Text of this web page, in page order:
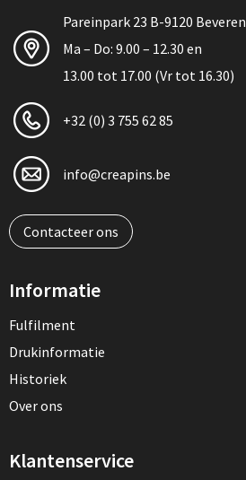
Pareinpark 23 B-9120 Beveren
Ma – Do: 9.00 – 12.30 en
13.00 tot 17.00 (Vr tot 16.30)
+32 (0) 3 755 62 85
info@creapins.be
Contacteer ons
Informatie
Fulfilment
Drukinformatie
Historiek
Over ons
Klantenservice